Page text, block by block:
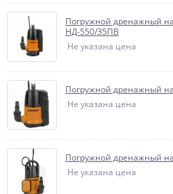
Погружной дренажный
НД-550/35ПВ
Не указана цена
Погружной дренажный
Не указана цена
Погружной дренажный
Не указана цена